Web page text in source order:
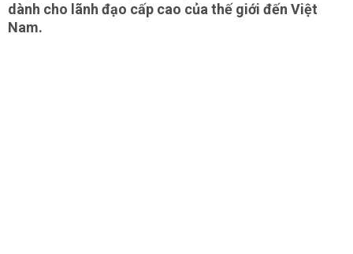
dành cho lãnh đạo cấp cao của thế giới đến Việt
Nam.